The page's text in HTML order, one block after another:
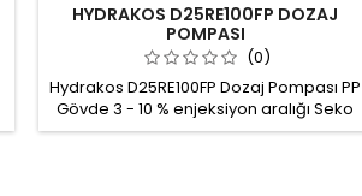
HYDRAKOS D25RE100FP DOZAJ
POMPASI
(0)
Hydrakos D25RE100FP Dozaj Pompası PP
Gövde 3 - 10 % enjeksiyon aralığı Seko
WPD Water Driven Pump su tahrikli